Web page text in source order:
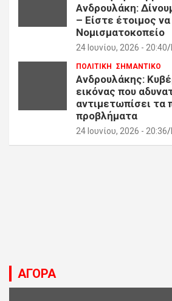
Ανδρουλάκη:
– Είστε έτοιμος
Νομισματοκοπείο
24 Ιουνίου, 2026 - 20:40
ΠΟΛΙΤΙΚΗ ΣΗΜΑΝΤΙΚΟ
Ανδρουλάκης:
εικόνας που
αντιμετωπίσει τα
προβλήματα
24 Ιουνίου, 2026 - 20:36
ΑΓΟΡΑ